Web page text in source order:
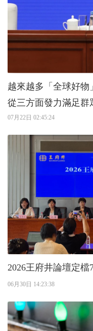
越來越多「全球好
從三方面發力滿足群
07月22日 02:45:24
2026王府井論壇定檔
06月30日 14:23:38